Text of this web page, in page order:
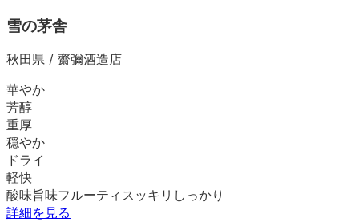
雪の茅舎
秋田県 / 齋彌酒造店
華やか
芳醇
重厚
穏やか
ドライ
軽快
酸味旨味フルーティ スッキリ しっかり
詳細を見る